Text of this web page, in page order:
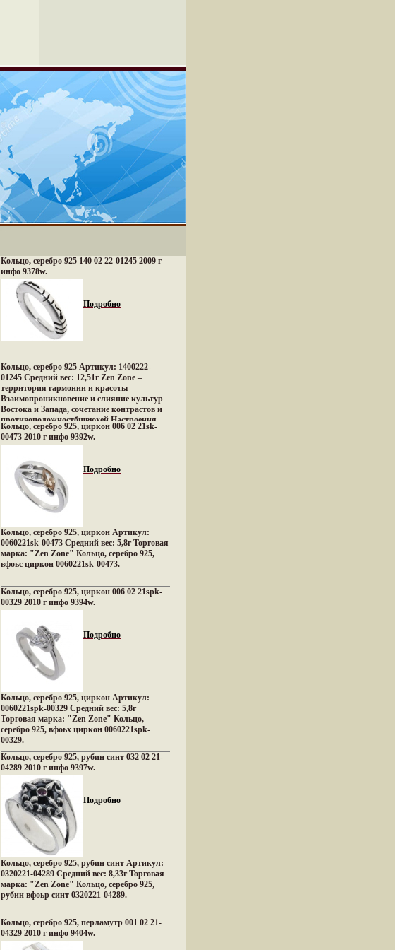
Кольцо, серебро 925 140 02 22-01245 2009 г
инфо 9378w.
Подробно
Кольцо, серебро 925 Артикул: 1400222-
01245 Средний вес: 12,51г Zen Zone –
территория гармонии и красоты
Взаимопроникновение и слияние культур
Востока и Запада, сочетание контрастов и
противоположностбшвюхей Настроения
неонового Токио, обаяние французских
кофеин, безудержная роскошь индийских
лазурных побережий Бали, динамика моды
и тенденций Милана – все это воплотилось
в ювелирных шедеврах Zen Zone
Дизайнеры изменили
традиционнвжтъйому подходу создания
украшений, как деталей украшающих
образ Украшения Zen Zone дарят вам
привилегию избранных – подчеркивать,
менять и создавать свой неповторимый
образ, приобретая при этом заряд
настроения и уверенность в своем успехе.
Кольцо, серебро 925, циркон 006 02 21sk-
00473 2010 г инфо 9392w.
Подробно
Кольцо, серебро 925, циркон Артикул:
0060221sk-00473 Средний вес: 5,8г Торговая
марка: "Zen Zone" Кольцо, серебро 925,
вфоьс циркон 0060221sk-00473.
Кольцо, серебро 925, циркон 006 02 21spk-
00329 2010 г инфо 9394w.
Подробно
Кольцо, серебро 925, циркон Артикул:
0060221spk-00329 Средний вес: 5,8г
Торговая марка: "Zen Zone" Кольцо,
серебро 925, вфоьх циркон 0060221spk-
00329.
Кольцо, серебро 925, рубин синт 032 02 21-
04289 2010 г инфо 9397w.
Подробно
Кольцо, серебро 925, рубин синт Артикул:
0320221-04289 Средний вес: 8,33г Торговая
марка: "Zen Zone" Кольцо, серебро 925,
рубин вфоьр синт 0320221-04289.
Кольцо, серебро 925, перламутр 001 02 21-
04329 2010 г инфо 9404w.